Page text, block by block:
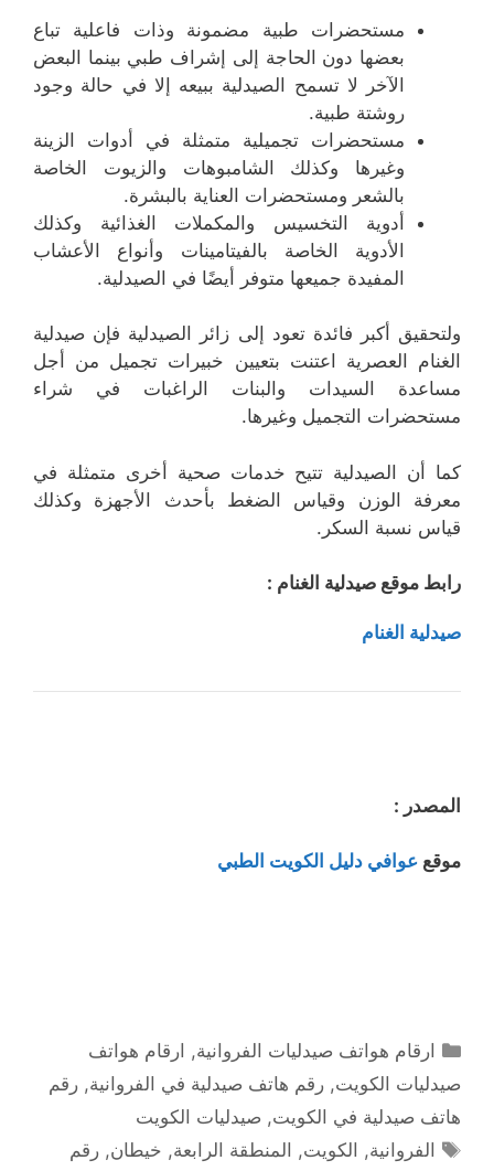
مستحضرات طبية مضمونة وذات فاعلية تباع
بعضها دون الحاجة إلى إشراف طبي بينما البعض
الآخر لا تسمح الصيدلية ببيعه إلا في حالة وجود
روشتة طبية.
مستحضرات تجميلية متمثلة في أدوات الزينة
وغيرها وكذلك الشامبوهات والزيوت الخاصة
بالشعر ومستحضرات العناية بالبشرة.
أدوية التخسيس والمكملات الغذائية وكذلك
الأدوية الخاصة بالفيتامينات وأنواع الأعشاب
المفيدة جميعها متوفر أيضًا في الصيدلية.
ولتحقيق أكبر فائدة تعود إلى زائر الصيدلية فإن صيدلية
الغنام العصرية اعتنت بتعيين خبيرات تجميل من أجل
مساعدة السيدات والبنات الراغبات في شراء
مستحضرات التجميل وغيرها.
كما أن الصيدلية تتيح خدمات صحية أخرى متمثلة في
معرفة الوزن وقياس الضغط بأحدث الأجهزة وكذلك
قياس نسبة السكر.
رابط موقع صيدلية الغنام :
صيدلية الغنام
المصدر :
موقع عوافي دليل الكويت الطبي
التصنيفات
ارقام هواتف صيدليات الفروانية, ارقام هواتف
صيدليات الكويت, رقم هاتف صيدلية في الفروانية, رقم
هاتف صيدلية في الكويت, صيدليات الكويت
الوسوم
الفروانية, الكويت, المنطقة الرابعة, خيطان,رقم